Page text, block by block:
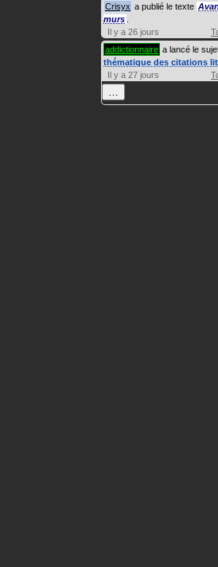
Crisyx a publié le texte
murs
Il y a 26 jours
addictionnaire a lancé le
thématique des citations
Il y a 27 jours